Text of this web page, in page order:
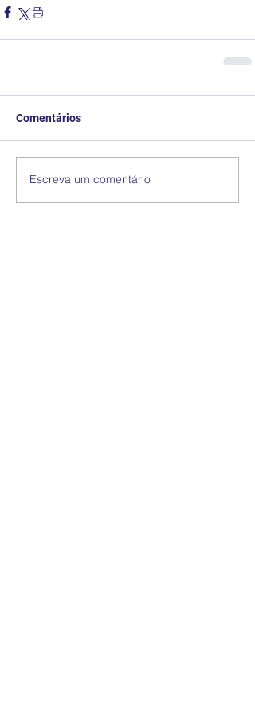
Comentários
Escreva um comentário